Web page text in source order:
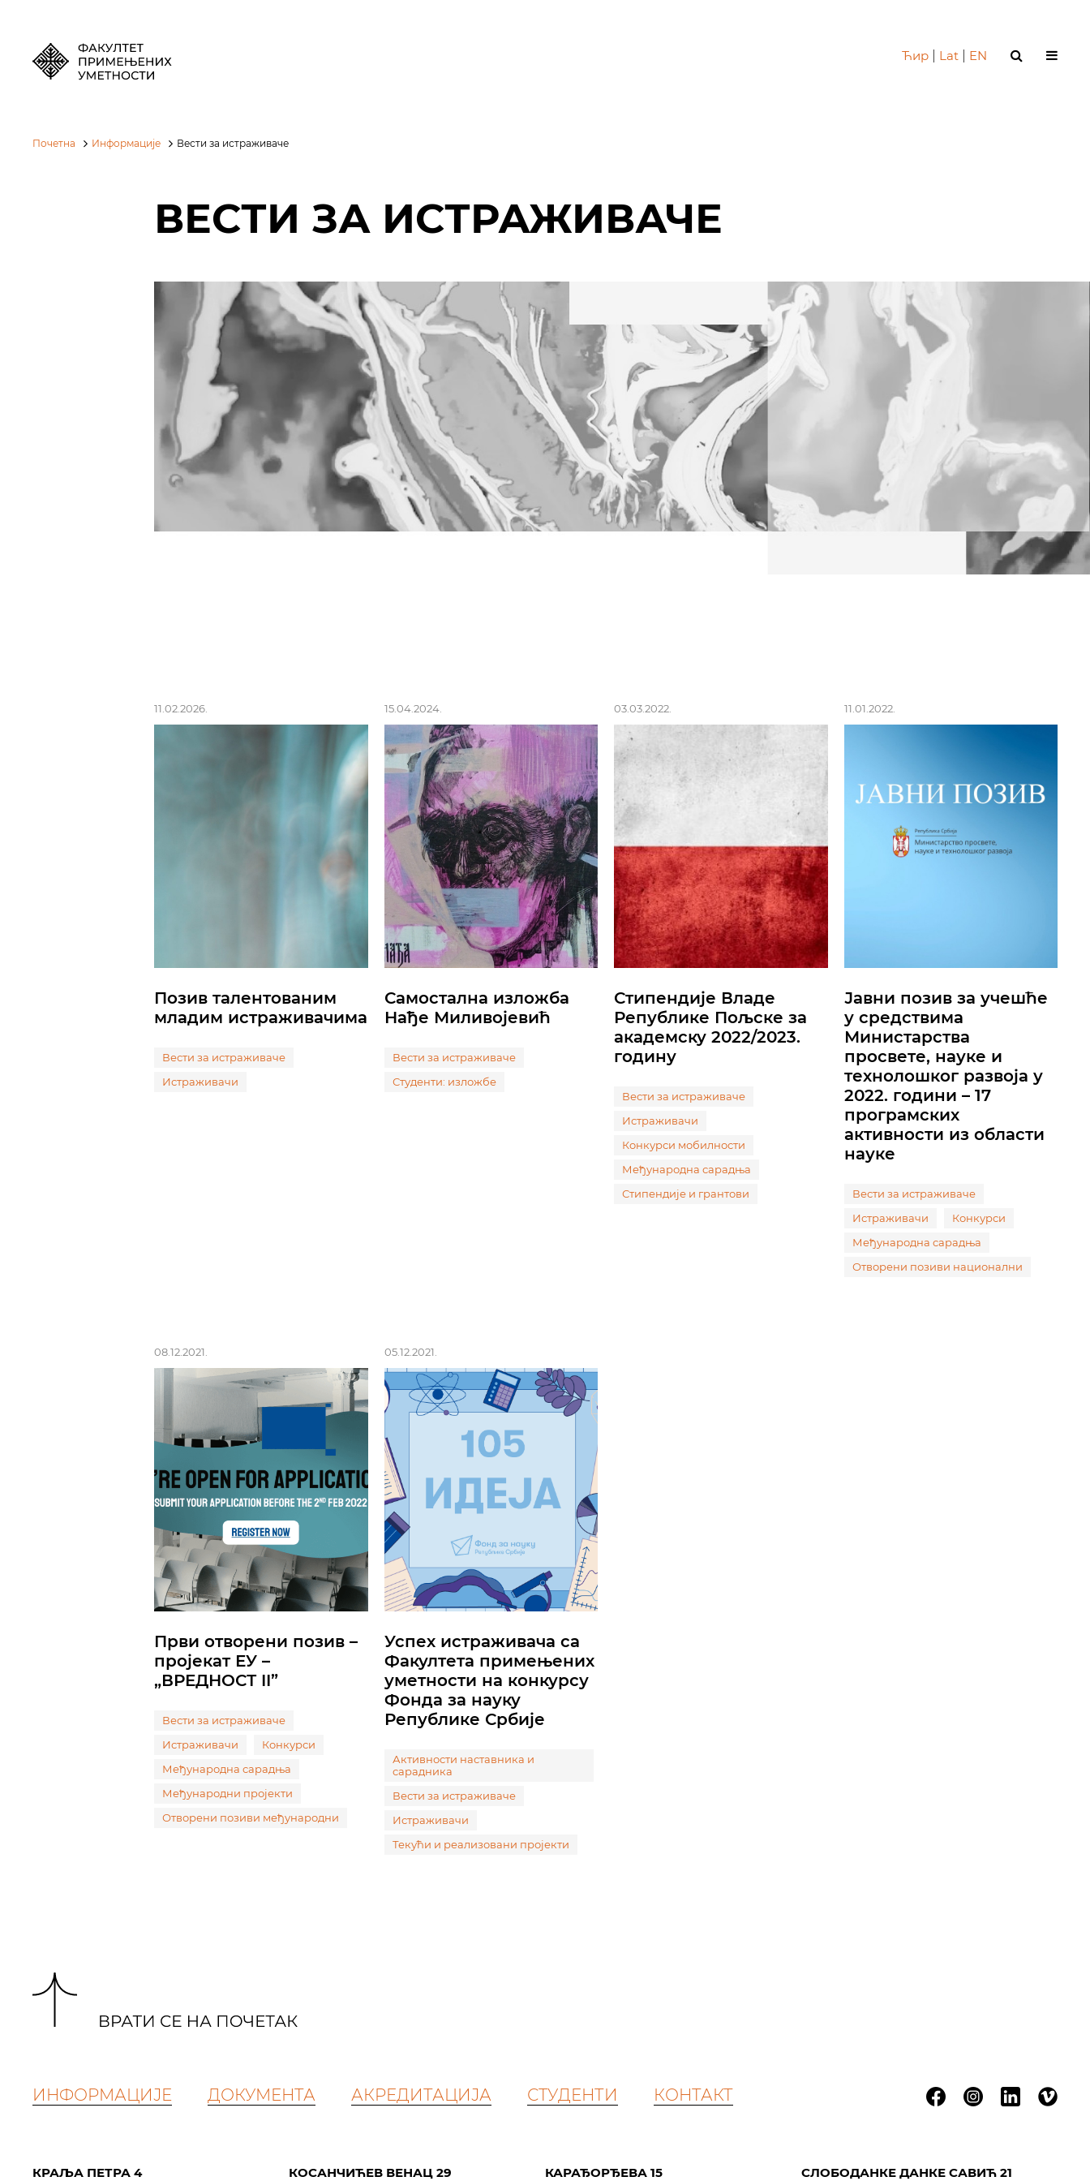
Ћир Lat EN
Почетна Информације Вести за истраживаче
ВЕСТИ ЗА ИСТРАЖИВАЧЕ
11.02.2026.
Позив талентованим
младим истраживачима
Вести за истраживаче
Истраживачи
15.04.2024.
Самостална изложба
Нађе Миливојевић
Вести за истраживаче
Студенти: изложбе
03.03.2022.
Стипендије Владе
Републике Пољске за
академску 2022/2023.
годину
Вести за истраживаче
Истраживачи
Конкурси мобилности
Међународна сарадња
Стипендије и грантови
11.01.2022.
Јавни позив за учешћe
у средствима
Министарства
просвете, науке и
технолошког развоја у
2022. години – 17
програмских
активности из области
науке
Вести за истраживаче
Истраживачи
Конкурси
Међународна сарадња
Отворени позиви национални
08.12.2021.
Први отворени позив –
пројекат ЕУ –
„ВРЕДНОСТ II”
Вести за истраживаче
Истраживачи
Конкурси
Међународна сарадња
Међународни пројекти
Отворени позиви међународни
05.12.2021.
Успех истраживача са
Факултета примењених
уметности на конкурсу
Фонда за науку
Републике Србије
Активности наставника и
сарадника
Вести за истраживаче
Истраживачи
Текући и реализовани пројекти
ИНФОРМАЦИЈЕ ДОКУМЕНТА АКРЕДИТАЦИЈА СТУДЕНТИ КОНТАКТ
КРАЉА ПЕТРА 4 КОСАНЧИЋЕВ ВЕНАЦ 29 КАРАЂОРЂЕВА 15 СЛОБОДАНКЕ ДАНКЕ САВИЋ 21